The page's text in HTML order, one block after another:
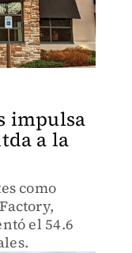
impulsa
a la
como
el 54.6